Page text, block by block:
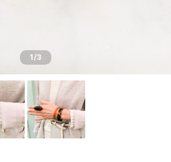
1/3